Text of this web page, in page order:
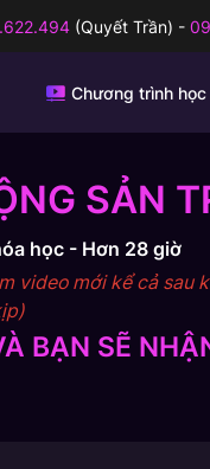
(Quyết Trần) -
Chương trình học
SẢN
học - Hơn 28 giờ
video mới kể cả sau
BẠN SẼ